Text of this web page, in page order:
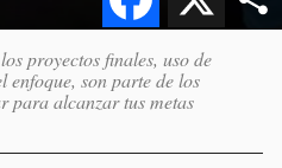
proyectos finales, uso de
enfoque, son parte de los
para alcanzar tus metas